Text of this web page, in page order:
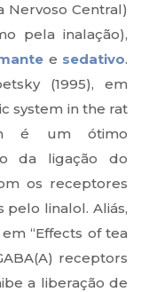
Nervoso Central)
pela inalação),
e sedativo.
(1995), em
system in the rat
é um ótimo
da ligação do
os receptores
linalol. Aliás,
“Effects of tea
receptors
a liberação de